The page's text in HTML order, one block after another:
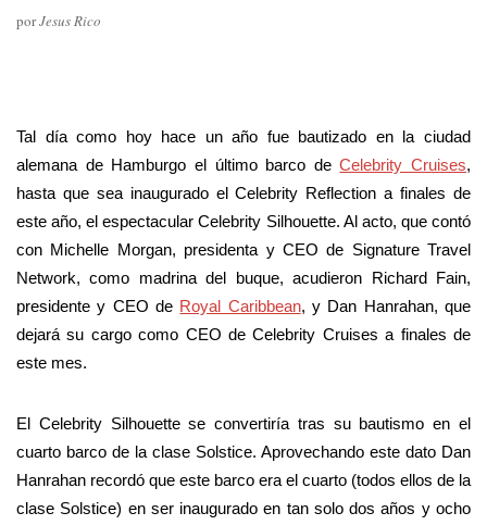
porJesus Rico
Tal día como hoy hace un año fue bautizado en la ciudad
alemana de Hamburgo el último barco deCelebrity Cruises,
hasta que sea inaugurado el Celebrity Reflection a finales de
este año, el espectacular Celebrity Silhouette. Al acto, que contó
con Michelle Morgan, presidenta y CEO de Signature Travel
Network, como madrina del buque, acudieron Richard Fain,
presidente y CEO de Royal Caribbean, y Dan Hanrahan, que
dejará su cargo como CEO de Celebrity Cruises a finales de
este mes.
El Celebrity Silhouette se convertiría tras su bautismo en el
cuarto barco de la clase Solstice. Aprovechando este dato Dan
Hanrahan recordó que este barco era el cuarto (todos ellos de la
clase Solstice) en ser inaugurado en tan solo dos años y ocho